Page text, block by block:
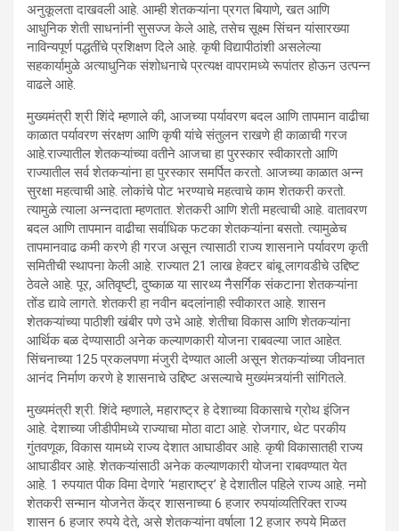
अनुकूलता दाखवली आहे. आम्ही शेतकऱ्यांना प्रगत बियाणे, खत आणि
आधुनिक शेती साधनांनी सुसज्ज केले आहे, तसेच सूक्ष्म सिंचन यांसारख्या
नाविन्यपूर्ण पद्धतींचे प्रशिक्षण दिले आहे. कृषी विद्यापीठांशी असलेल्या
सहकार्यामुळे अत्याधुनिक संशोधनाचे प्रत्यक्ष वापरामध्ये रूपांतर होऊन उत्पन्न
वाढले आहे.
मुख्यमंत्री श्री शिंदे म्हणाले की, आजच्या पर्यावरण बदल आणि तापमान वाढीचा
काळात पर्यावरण संरक्षण आणि कृषी यांचे संतुलन राखणे ही काळाची गरज
आहे.राज्यातील शेतकऱ्यांच्या वतीने आजचा हा पुरस्कार स्वीकारतो आणि
राज्यातील सर्व शेतकऱ्यांना हा पुरस्कार समर्पित करतो. आजच्या काळात अन्न
सुरक्षा महत्वाची आहे. लोकांचे पोट भरण्याचे महत्वाचे काम शेतकरी करतो.
त्यामुळे त्याला अन्नदाता म्हणतात. शेतकरी आणि शेती महत्वाची आहे. वातावरण
बदल आणि तापमान वाढीचा सर्वाधिक फटका शेतकऱ्यांना बसतो. त्यामुळेच
तापमानवाढ कमी करणे ही गरज असून त्यासाठी राज्य शासनाने पर्यावरण कृती
समितीची स्थापना केली आहे. राज्यात 21 लाख हेक्टर बांबू लागवडीचे उद्दिष्ट
ठेवले आहे. पूर, अतिवृष्टी, दुष्काळ या सारथ्य नैसर्गिक संकटाना शेतकऱ्यांना
तोंड द्यावे लागते. शेतकरी हा नवीन बदलांनाही स्वीकारत आहे. शासन
शेतकऱ्यांच्या पाठीशी खंबीर पणे उभे आहे. शेतीचा विकास आणि शेतकऱ्यांना
आर्थिक बळ देण्यासाठी अनेक कल्याणकारी योजना राबवल्या जात आहेत.
सिंचनाच्या 125 प्रकलपणा मंजुरी देण्यात आली असून शेतकऱ्यांच्या जीवनात
आनंद निर्माण करणे हे शासनाचे उद्दिष्ट असल्याचे मुख्यंमत्र्यांनी सांगितले.
मुख्यमंत्री श्री. शिंदे म्हणाले, महाराष्ट्र हे देशाच्या विकासाचे ग्रोथ इंजिन
आहे. देशाच्या जीडीपीमध्ये राज्याचा मोठा वाटा आहे. रोजगार, थेट परकीय
गुंतवणूक, विकास यामध्ये राज्य देशात आघाडीवर आहे. कृषी विकासातही राज्य
आघाडीवर आहे. शेतकऱ्यांसाठी अनेक कल्याणकारी योजना राबवण्यात येत
आहे. 1 रुपयात पीक विमा देणारे ‘महाराष्ट्र’ हे देशातील पहिले राज्य आहे. नमो
शेतकरी सन्मान योजनेत केंद्र शासनाच्या 6 हजार रुपयांव्यतिरिक्त राज्य
शासन 6 हजार रुपये देते, असे शेतकऱ्यांना वर्षाला 12 हजार रुपये मिळत